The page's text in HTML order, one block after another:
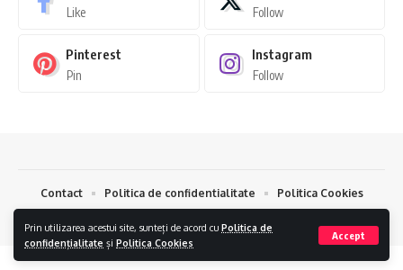
Prin utilizarea acestui site, sunteți de acord cu Politica de
confidențialitate și Politica Cookies
Accept
Like Follow
Pinterest
Pin
Instagram
Follow
Fashion © 2024.Creare Magazin OnlinesiOptimizare SEO byAlphaByte
Contact Politica de confidentialitate Politica Cookies